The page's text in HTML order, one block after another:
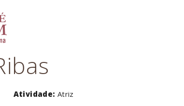
Atividade: Atriz